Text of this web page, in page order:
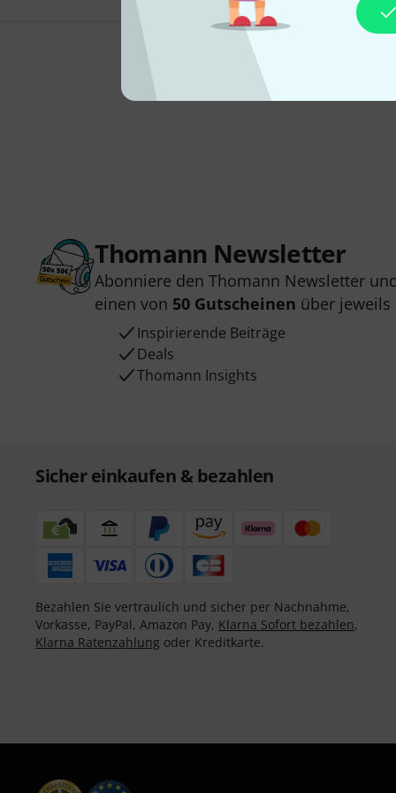
Thomann Newsletter
Abonniere den Thomann Newsletter
einen von 50 Gutscheinen über jeweils
Inspirierende Beiträge
Deals
Thomann Insights
Sicher einkaufen & bezahlen
Bezahlen Sie vertraulich und sicher per Nachnahme,
Vorkasse, PayPal, Amazon Pay, Klarna Sofort bezahlen,
Klarna Ratenzahlung oder Kreditkarte.